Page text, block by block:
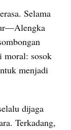
Selama
moral: sosok
menjadi
dijaga
Terkadang,